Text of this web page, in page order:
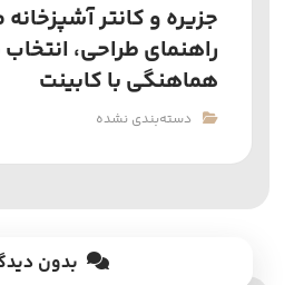
جزیره و کانتر آشپزخانه
راهنمای طراحی،
هماهنگی با کابینت
دسته‌بندی نشده
بدون